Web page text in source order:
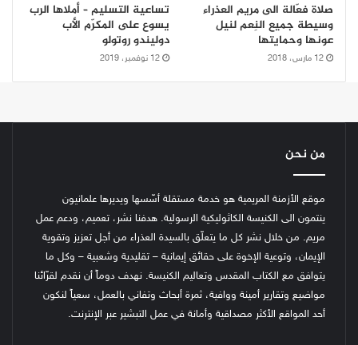
صلاة فعّالة الى مريم العذراء
وسيطة جميع النِعم لنيل
عونها وحمايتها
12 مارس، 2018
تساعية التسليم – أملاها الرب
يسوع على المكرّم الأب
دوليندو روتولو
12 نوفمبر، 2019
من نحن
موقع الأزمنة المريمية هو خدمة مستقلة أسّسها ويديرها علمانيون
ينتمون الى الكنيسة الكاثوليكية الرسولية. هدفنا نشر، تعميم، ودعم عمل
مريم. من خلال نشر كل ما يتعلّق بالسيدة العذراء من أجل تعزيز وتقوية
الإيمان، وتوعية الإخوة على حقائق إيمانية – تقليدية وشعبية – وكل ما
يتوافق مع الكتاب المقدس وتعاليم الكنيسة. نهدف دوماً أن نقدم لقرّائنا
مواضيع وتقارير أمينة ووافية، ثمرة أبحاث وتفاني بالعمل، سعياً لنكون
أحد المواقع الأكثر مصداقية وأمانة في عمل التبشير عبر الإنترنت.